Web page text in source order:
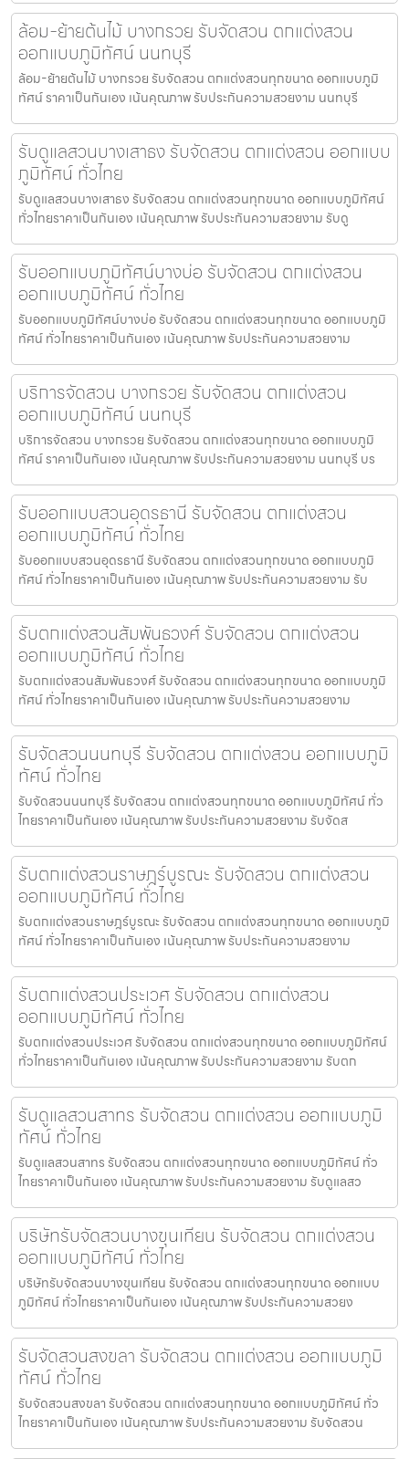
ล้อม-ย้ายต้นไม้ บางกรวย รับจัดสวน ตกแต่งสวน
ออกแบบภูมิทัศน์ นนทบุรี
ล้อม-ย้ายต้นไม้ บางกรวย รับจัดสวน ตกแต่งสวนทุกขนาด ออกแบบภูมิ
ทัศน์ ราคาเป็นกันเอง เน้นคุณภาพ รับประกันความสวยงาม นนทบุรี
รับดูแลสวนบางเสาธง รับจัดสวน ตกแต่งสวน ออกแบบ
ภูมิทัศน์ ทั่วไทย
รับดูแลสวนบางเสาธง รับจัดสวน ตกแต่งสวนทุกขนาด ออกแบบภูมิทัศน์
ทั่วไทยราคาเป็นกันเอง เน้นคุณภาพ รับประกันความสวยงาม รับดู
รับออกแบบภูมิทัศน์บางบ่อ รับจัดสวน ตกแต่งสวน
ออกแบบภูมิทัศน์ ทั่วไทย
รับออกแบบภูมิทัศน์บางบ่อ รับจัดสวน ตกแต่งสวนทุกขนาด ออกแบบภูมิ
ทัศน์ ทั่วไทยราคาเป็นกันเอง เน้นคุณภาพ รับประกันความสวยงาม
บริการจัดสวน บางกรวย รับจัดสวน ตกแต่งสวน
ออกแบบภูมิทัศน์ นนทบุรี
บริการจัดสวน บางกรวย รับจัดสวน ตกแต่งสวนทุกขนาด ออกแบบภูมิ
ทัศน์ ราคาเป็นกันเอง เน้นคุณภาพ รับประกันความสวยงาม นนทบุรี บร
รับออกแบบสวนอุดรธานี รับจัดสวน ตกแต่งสวน
ออกแบบภูมิทัศน์ ทั่วไทย
รับออกแบบสวนอุดรธานี รับจัดสวน ตกแต่งสวนทุกขนาด ออกแบบภูมิ
ทัศน์ ทั่วไทยราคาเป็นกันเอง เน้นคุณภาพ รับประกันความสวยงาม รับ
รับตกแต่งสวนสัมพันธวงศ์ รับจัดสวน ตกแต่งสวน
ออกแบบภูมิทัศน์ ทั่วไทย
รับตกแต่งสวนสัมพันธวงศ์ รับจัดสวน ตกแต่งสวนทุกขนาด ออกแบบภูมิ
ทัศน์ ทั่วไทยราคาเป็นกันเอง เน้นคุณภาพ รับประกันความสวยงาม
รับจัดสวนนนทบุรี รับจัดสวน ตกแต่งสวน ออกแบบภูมิ
ทัศน์ ทั่วไทย
รับจัดสวนนนทบุรี รับจัดสวน ตกแต่งสวนทุกขนาด ออกแบบภูมิทัศน์ ทั่ว
ไทยราคาเป็นกันเอง เน้นคุณภาพ รับประกันความสวยงาม รับจัดส
รับตกแต่งสวนราษฎร์บูรณะ รับจัดสวน ตกแต่งสวน
ออกแบบภูมิทัศน์ ทั่วไทย
รับตกแต่งสวนราษฎร์บูรณะ รับจัดสวน ตกแต่งสวนทุกขนาด ออกแบบภูมิ
ทัศน์ ทั่วไทยราคาเป็นกันเอง เน้นคุณภาพ รับประกันความสวยงาม
รับตกแต่งสวนประเวศ รับจัดสวน ตกแต่งสวน
ออกแบบภูมิทัศน์ ทั่วไทย
รับตกแต่งสวนประเวศ รับจัดสวน ตกแต่งสวนทุกขนาด ออกแบบภูมิทัศน์
ทั่วไทยราคาเป็นกันเอง เน้นคุณภาพ รับประกันความสวยงาม รับตก
รับดูแลสวนสาทร รับจัดสวน ตกแต่งสวน ออกแบบภูมิ
ทัศน์ ทั่วไทย
รับดูแลสวนสาทร รับจัดสวน ตกแต่งสวนทุกขนาด ออกแบบภูมิทัศน์ ทั่ว
ไทยราคาเป็นกันเอง เน้นคุณภาพ รับประกันความสวยงาม รับดูแลสว
บริษัทรับจัดสวนบางขุนเทียน รับจัดสวน ตกแต่งสวน
ออกแบบภูมิทัศน์ ทั่วไทย
บริษัทรับจัดสวนบางขุนเทียน รับจัดสวน ตกแต่งสวนทุกขนาด ออกแบบ
ภูมิทัศน์ ทั่วไทยราคาเป็นกันเอง เน้นคุณภาพ รับประกันความสวยง
รับจัดสวนสงขลา รับจัดสวน ตกแต่งสวน ออกแบบภูมิ
ทัศน์ ทั่วไทย
รับจัดสวนสงขลา รับจัดสวน ตกแต่งสวนทุกขนาด ออกแบบภูมิทัศน์ ทั่ว
ไทยราคาเป็นกันเอง เน้นคุณภาพ รับประกันความสวยงาม รับจัดสวน